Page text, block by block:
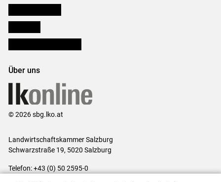
Über uns
© 2026 sbg.lko.at
Landwirtschaftskammer Salzburg
Schwarzstraße 19, 5020 Salzburg
Telefon: +43 (0) 50 2595-0